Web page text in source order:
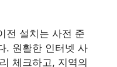
전 설치는 사전 준
. 원활한 인터넷 사
체크하고, 지역의